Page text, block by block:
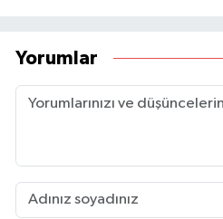
Yorumlar